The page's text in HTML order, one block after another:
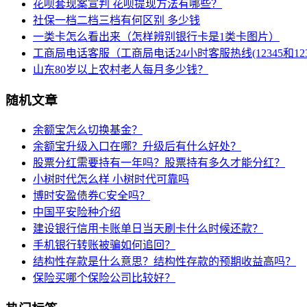
花呗套现案宣判 花呗提现方法有哪些？
社保一档二档三档有何区别 多少钱
一类卡怎么看出来（怎样辨别银行卡是1类卡图片）
工商局电话客服（工商局电话24小时客服热线(12345和
山东80岁以上农村老人每月多少钱？
随机文章
余额宝怎么切换基金？
余额宝升级入口在哪？升级后有什么好处？
股票分红需要持有一年吗？股票持有多久才能分红？
小树时代怎么样 小树时代可靠吗
博时安盈债券C安全吗？
中国平安险种介绍
建设银行信用卡账单日当天刷卡什么时候还款？
手机银行转账被骗如何追回？
结构性存款是什么意思？结构性存款的预期收益高吗？
保险买哪个保险公司比较好？